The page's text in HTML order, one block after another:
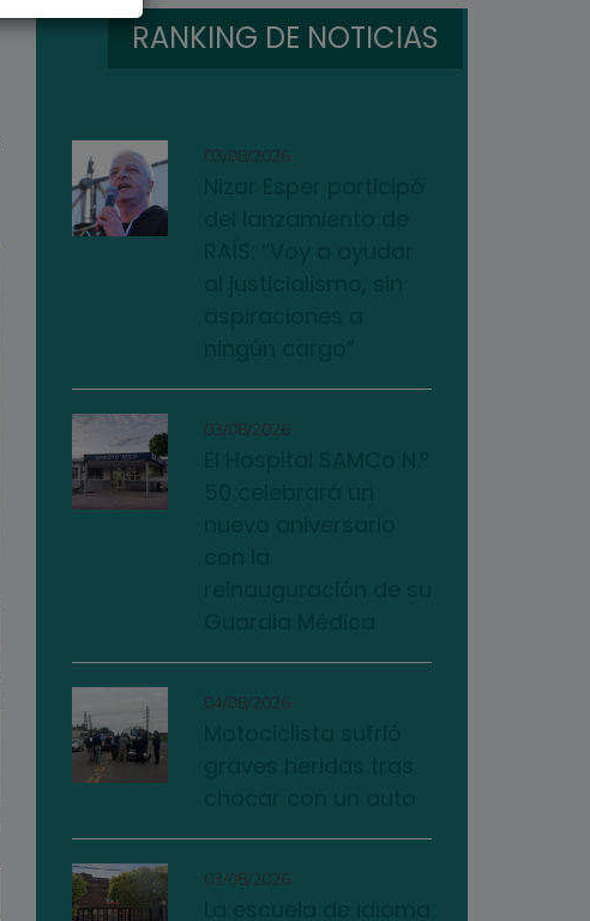
RANKING DE NOTICIAS
03/08/2026
03/08/2026
04/08/2026
03/08/2026